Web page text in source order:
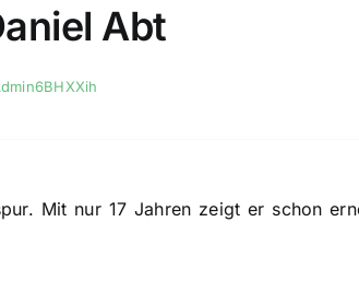
Abt
Mit nur 17 Jahren zeigt er schon